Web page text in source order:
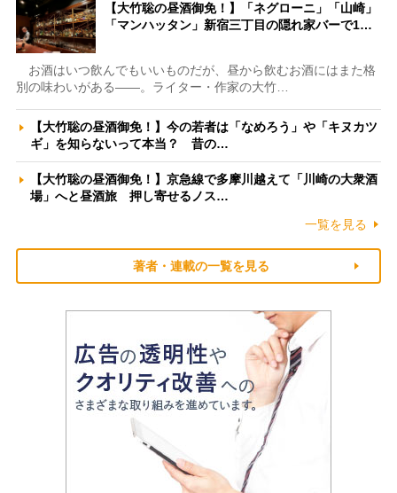
【大竹聡の昼酒御免！】「ネグローニ」「山崎」
「マンハッタン」新宿三丁目の隠れ家バーで1…
お酒はいつ飲んでもいいものだが、昼から飲むお酒にはまた格
別の味わいがある――。ライター・作家の大竹…
【大竹聡の昼酒御免！】今の若者は「なめろう」や「キヌカツ
ギ」を知らないって本当？ 昔の…
【大竹聡の昼酒御免！】京急線で多摩川越えて「川崎の大衆酒
場」へと昼酒旅 押し寄せるノス…
一覧を見る
著者・連載の一覧を見る